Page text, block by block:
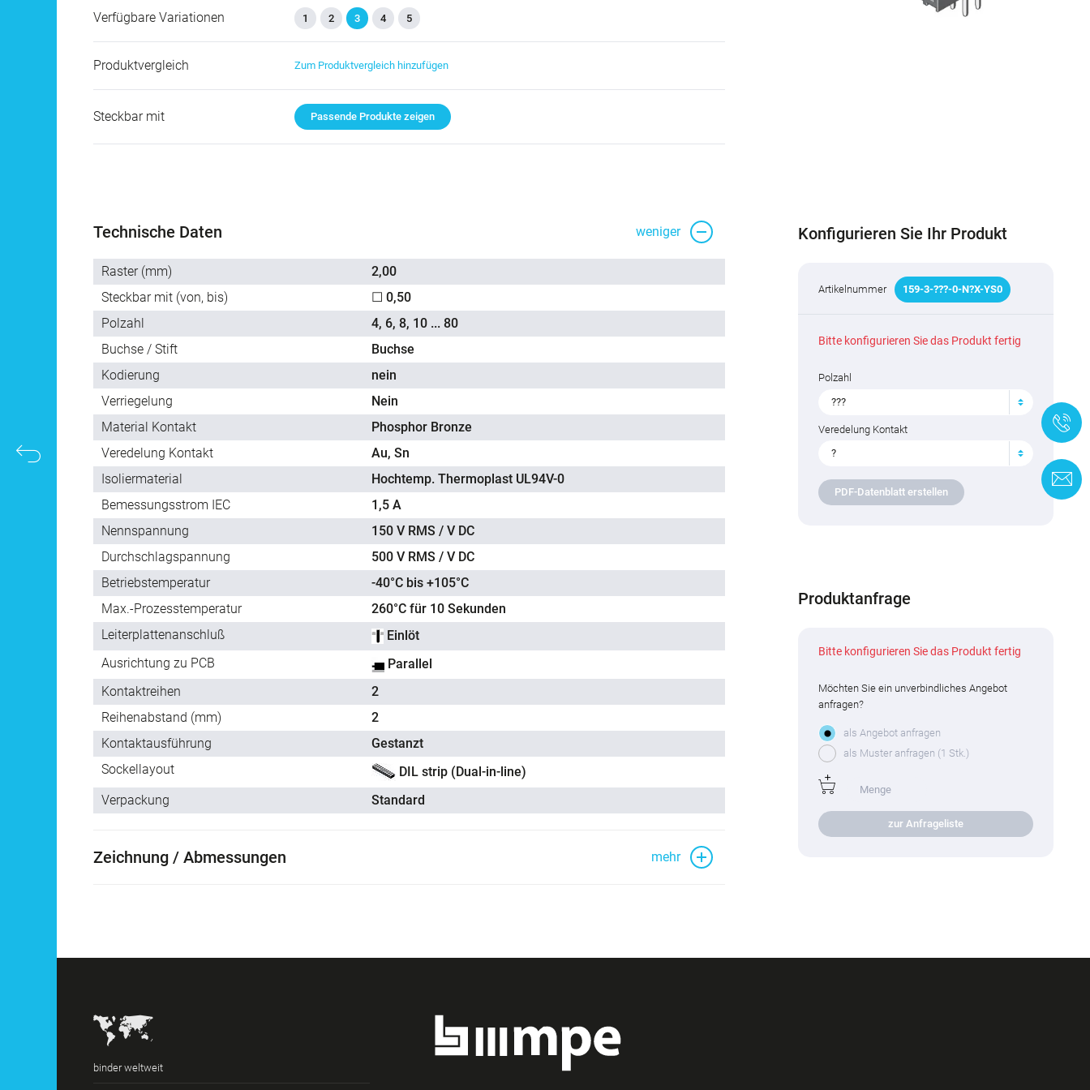
Verfügbare Variationen 1 2 3 4 5
Produktvergleich Zum Produktvergleich hinzufügen
Steckbar mit Passende Produkte zeigen
Technische Daten weniger
Raster (mm)
2,00
Steckbar mit (von, bis)
☐ 0,50
Polzahl
4, 6, 8, 10 ... 80
Buchse / Stift
Buchse
Kodierung
nein
Verriegelung
Nein
Material Kontakt
Phosphor Bronze
Veredelung Kontakt
Au, Sn
Isoliermaterial
Hochtemp. Thermoplast UL94V-0
Bemessungsstrom IEC
1,5 A
Nennspannung
150 V RMS / V DC
Durchschlagspannung
500 V RMS / V DC
Betriebstemperatur
-40°C bis +105°C
Max.-Prozesstemperatur
260°C für 10 Sekunden
Leiterplattenanschluß
Einlöt
Ausrichtung zu PCB
Parallel
Kontaktreihen
2
Reihe­nabstand (mm)
2
Kontaktausführung
Gestanzt
Sockellayout
DIL strip (Dual-in-line)
Verpackung
Standard
Zeichnung / Abmessungen mehr
Konfigurieren Sie Ihr Produkt
Artikelnummer 159-3-???-0-N?X-YS0
Bitte konfigurieren Sie das Produkt fertig
Polzahl
???
Veredelung Kontakt
?
PDF-Datenblatt erstellen
Produktanfrage
Bitte konfigurieren Sie das Produkt fertig
Möchten Sie ein unverbindliches Angebot
anfragen?
als Angebot anfragen
als Muster anfragen (1 Stk.)
zur Anfrageliste
binder weltweit